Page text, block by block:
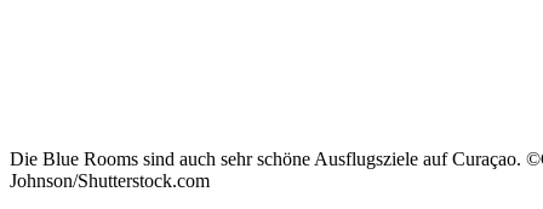
Die Blue Rooms sind auch sehr schöne Ausflugsziele auf Curaçao.
Johnson/Shutterstock.com